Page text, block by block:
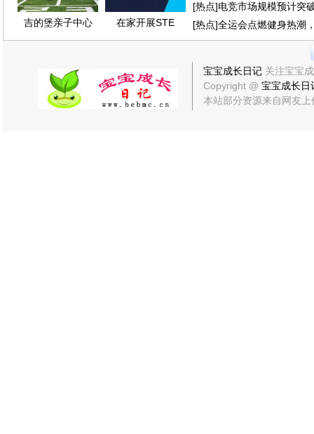
吉的堡亲子中心 在家开展STE
[热点]电竞市场规模预计突
[热点]全运会点燃健身热潮
宝宝成长日记 关注宝宝
Copyright @ 宝宝成长日
本站部分资源来自网友